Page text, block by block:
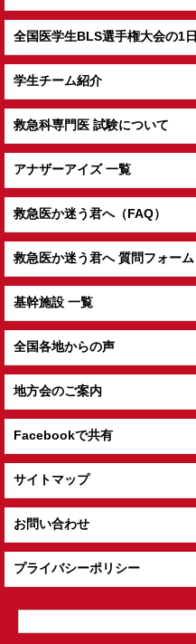
全国医学生BLS選手権大会の1日
学生チーム紹介
救急科専門医 試験について
アナザーアイズ 一覧
救急医か迷う君へ（FAQ）
救急医か迷う君へ 質問フォーム
基幹施設 一覧
全国各地からの声
地方会のご案内
Facebookで共有
サイトマップ
お問い合わせ
プライバシーポリシー